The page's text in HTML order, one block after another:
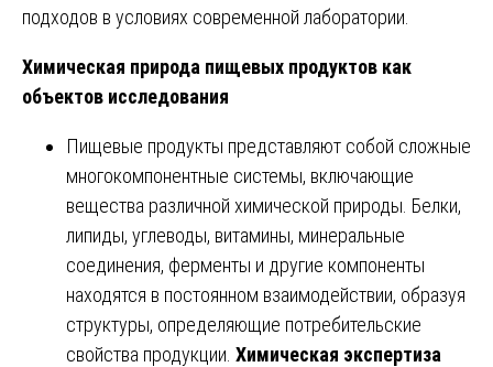
подходов в условиях современной лаборатории.
Химическая природа пищевых продуктов как
объектов исследования
Пищевые продукты представляют собой сложные
многокомпонентные системы, включающие
вещества различной химической природы. Белки,
липиды, углеводы, витамины, минеральные
соединения, ферменты и другие компоненты
находятся в постоянном взаимодействии, образуя
структуры, определяющие потребительские
свойства продукции. Химическая экспертиза